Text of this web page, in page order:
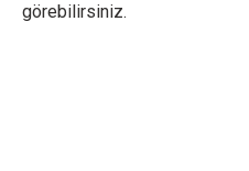
görebilirsiniz.